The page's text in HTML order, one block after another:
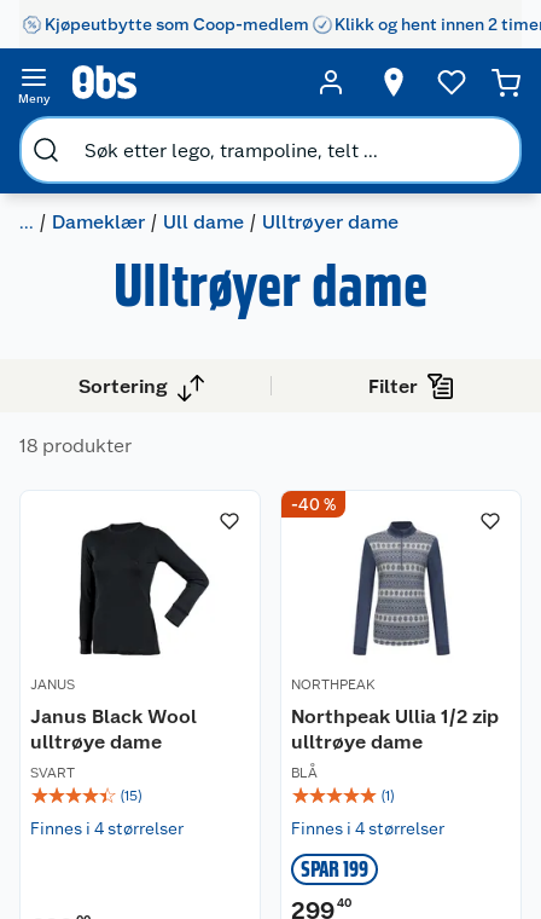
Kjøpeutbytte som Coop-medlem Klikk og hent innen 2
Meny
... Dameklær Ull dame Ulltrøyer dame
Ulltrøyer dame
Sortering Filter
18 produkter
JANUS
Janus Black Wool
ulltrøye dame
SVART
☆☆☆☆☆ (15)
Finnes i 4 størrelser
-40 %
NORTHPEAK
Northpeak Ullia 1/2 zip
ulltrøye dame
BLÅ
☆☆☆☆☆ (1)
Finnes i 4 størrelser
SPAR 199
29940